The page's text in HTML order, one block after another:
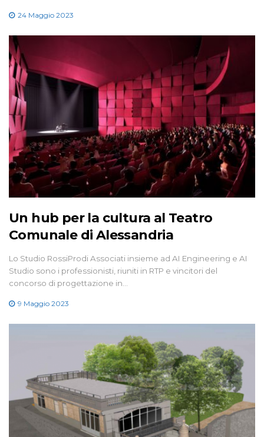
24 Maggio 2023
Un hub per la cultura al Teatro
Comunale di Alessandria
Lo Studio RossiProdi Associati insieme ad AI Engineering e AI
Studio sono i professionisti, riuniti in RTP e vincitori del
concorso di progettazione in…
9 Maggio 2023